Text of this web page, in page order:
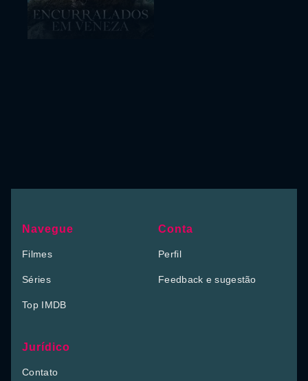
Navegue
Filmes
Séries
Top IMDB
Conta
Perfil
Feedback e sugestão
Jurídico
Contato